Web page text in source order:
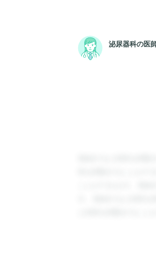
泌尿器科の医
登録すると回答を閲
答を閲覧することが
ことができます。登
す。登録すると回答
と回答を閲覧するこ